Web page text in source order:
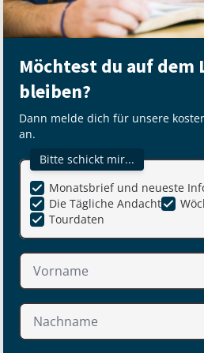
Möchtest du auf dem
bleiben?
Dann melde dich für unsere
an.
Bitte schickt mir...
Monatsbrief und neueste
Die Tägliche Andacht
Tourdaten